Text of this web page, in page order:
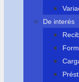
De interés